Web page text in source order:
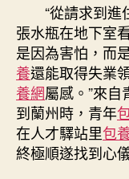
“從請求到進
張水瓶在地下室
是因為害怕，而
養還能取得失業
養網屬感。”來
到蘭州時，青年
在人才驛站里包
終極順遂找到心